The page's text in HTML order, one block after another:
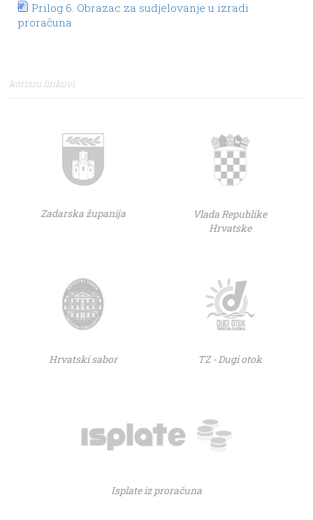
Prilog 6. Obrazac za sudjelovanje u izradi
proračuna
korisni linkovi
Zadarska županija
Vlada Republike
Hrvatske
Hrvatski sabor TZ - Dugi otok
Isplate iz proračuna